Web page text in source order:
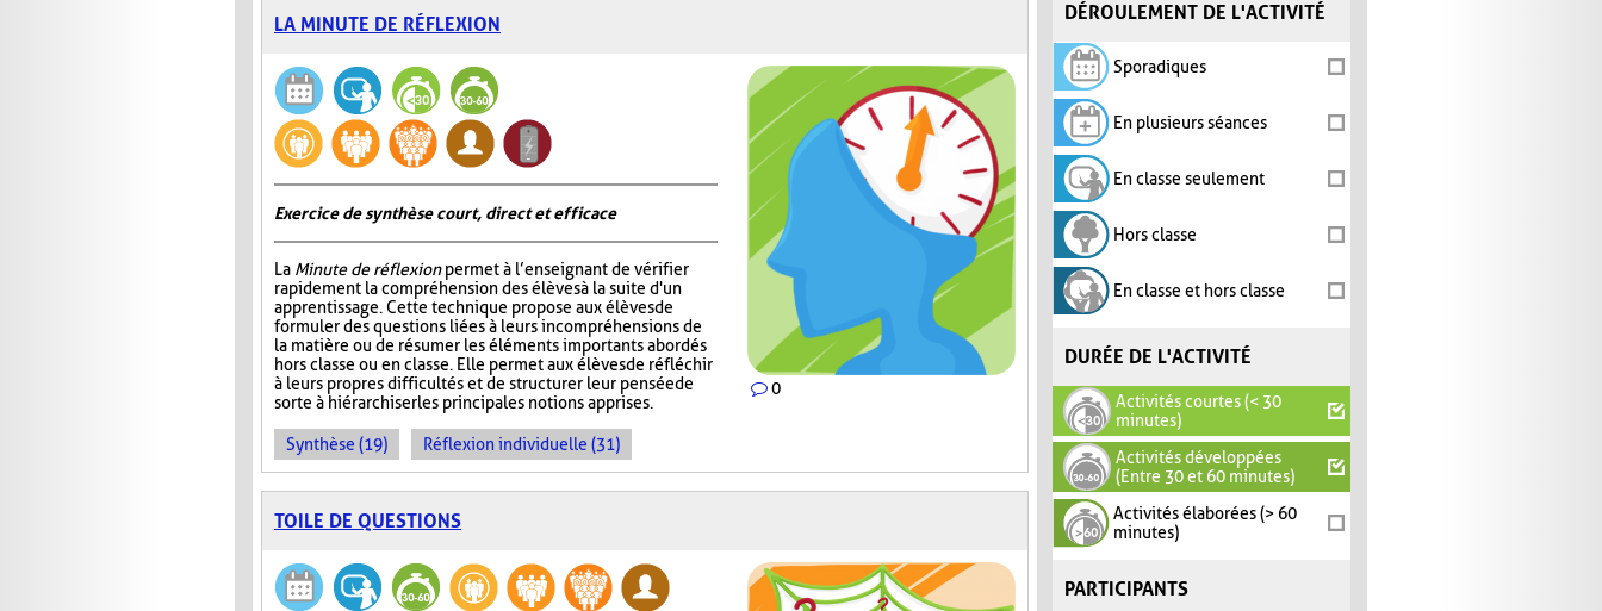
DÉROULEMENT DE L'ACTIVITÉ
Sporadiques
En plusieurs séances
En classe seulement
Hors classe
En classe et hors classe
DURÉE DE L'ACTIVITÉ
Activités courtes (< 30
minutes)
Activités développées
(Entre 30 et 60 minutes)
Activités élaborées (> 60
minutes)
PARTICIPANTS
LA MINUTE DE RÉFLEXION
0
Exercice de synthèse court, direct et efficace
La Minute de réflexionpermet à l’enseignant de vérifier
rapidement la compréhension des élèves à la suite d'un
apprentissage. Cette technique propose aux élèves de
formuler des questions liées à leurs incompréhensions de
la matière ou de résumer les éléments importants abordés
hors classe ou en classe. Elle permet aux élèves de réfléchir
à leurs propres difficultés et de structurer leur pensée de
sorte à hiérarchiser les principales notions apprises.
Synthèse (19) Réflexion individuelle (31)
TOILE DE QUESTIONS